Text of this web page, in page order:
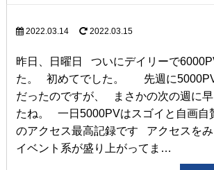
2022.03.14 2022.03.15
昨日、日曜日 ついにデイリーで
た。 初めてでした。 先週に
だったのですが、 まさかの次の週に
たね。 一日5000PVはスゴイと自画自
のアクセス最高記録です アクセスをみ
イベント系が盛り上がってま…